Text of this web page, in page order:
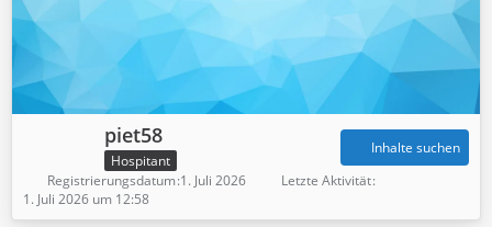
piet58
Hospitant
Inhalte suchen
Registrierungsdatum 1. Juli 2026
Letzte Aktivität
1. Juli 2026 um 12:58